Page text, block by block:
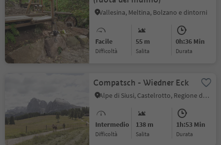
Vallesina, Meltina, Bolzano e dintorni
Facile
Difficoltà
55 m
Salita
0h:36 Min
durata
Compatsch - Wiedner Eck
Alpe di Siusi, Castelrotto, Regione dolomitica Alpe di Siusi
Intermedio
Difficoltà
138 m
Salita
1h:53 Min
durata